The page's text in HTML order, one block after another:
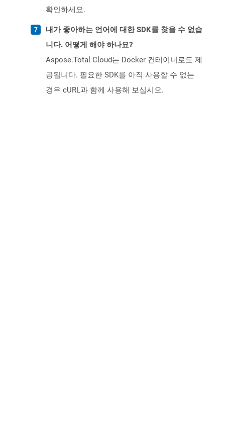
확인하세요.
내가 좋아하는 언어에 대한 SDK를 찾을 수 없습
니다. 어떻게 해야 하나요?
Aspose.Total Cloud는 Docker 컨테이너로도 제
공됩니다. 필요한 SDK를 아직 사용할 수 없는
경우 cURL과 함께 사용해 보십시오.